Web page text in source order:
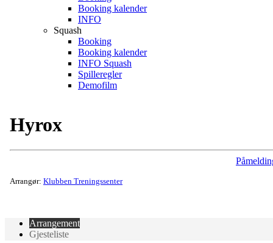
Booking kalender
INFO
Squash
Booking
Booking kalender
INFO Squash
Spilleregler
Demofilm
Hyrox
Arrangør: Klubben Treningssenter
Arrangement
Gjesteliste